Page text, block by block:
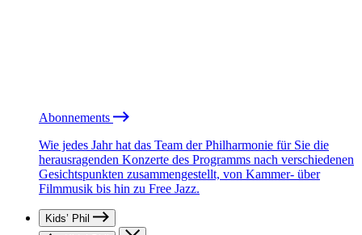
Abonnements
Wie jedes Jahr hat das Team der Philharmonie für Sie die
herausragenden Konzerte des Programms nach verschiedenen
Gesichtspunkten zusammengestellt, von Kammer- über
Filmmusik bis hin zu Free Jazz.
Kids’ Phil